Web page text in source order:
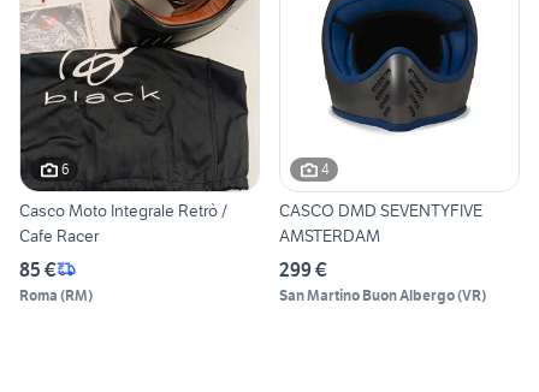
6
Casco Moto Integrale Retrò /
Cafe Racer
85 €
Roma (RM)
4
CASCO DMD SEVENTYFIVE
AMSTERDAM
299 €
San Martino Buon Albergo(VR)